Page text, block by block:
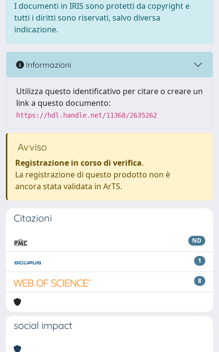
I documenti in IRIS sono protetti da copyright e
tutti i diritti sono riservati, salvo diversa
indicazione.
Informazioni
Utilizza questo identificativo per citare o creare un
link a questo documento:
https://hdl.handle.net/11368/2635262
Avviso
Registrazione in corso di verifica.
La registrazione di questo prodotto non è
ancora stata validata in ArTS.
Citazioni
ND
1
8
social impact